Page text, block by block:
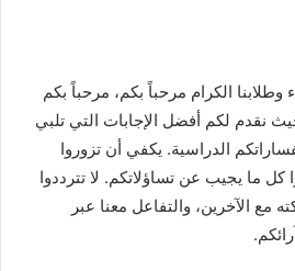
وطلابنا الكرام مرحباً بكم، مرحباً بكم
نقدم لكم أفضل الإجابات التي تلبي
الدراسية. يكفي أن تزوروا
كل ما يجيب عن تساؤلاتكم. لا تترددوا
الآخرين، والتفاعل معنا عبر